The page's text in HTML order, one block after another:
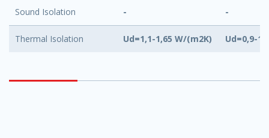
Sound Isolation - -
Thermal Isolation Ud=1,1-1,65 W/(m2K) Ud=0,9-